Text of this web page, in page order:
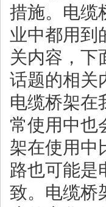
措施。电缆
业中都用到
关内容，下
话题的相关
电缆桥架在
常使用中也
架在使用中
路也可能是
致。电缆桥